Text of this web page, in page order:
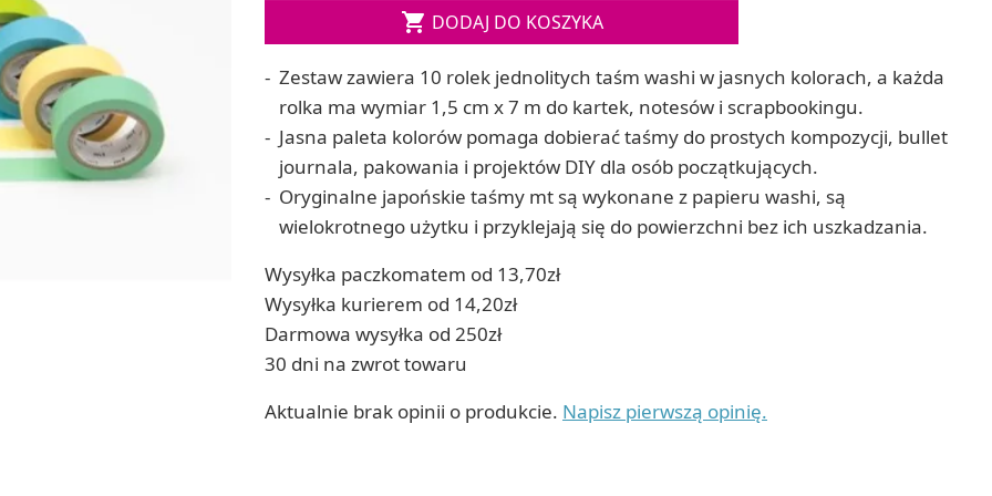
Dodatki: barwniki i zapachy
RZEŹBA, GLINY I ODLEWY
Lepienie i rzeźbienie
Odlewy dekoracyjne
Tworzenie z gliny polimerowej
Modelowanie dla dzieci
Zestawy do cyjanotypii
Koraliki do prasowania
Techniki artystyczne – eksperymentalne
Zestawy doświadczalne i naukowe
Malowanie piaskiem (Sablimage)
Wydrapywanki
Techniki mozaikowe i wyklejanki
 DODAJ DO KOSZYKA
Zestaw zawiera 10 rolek jednolitych taśm washi w jasnych kolorach, a każda
rolka ma wymiar 1,5 cm x 7 m do kartek, notesów i scrapbookingu.
Jasna paleta kolorów pomaga dobierać taśmy do prostych kompozycji, bullet
journala, pakowania i projektów DIY dla osób początkujących.
Oryginalne japońskie taśmy mt są wykonane z papieru washi, są
wielokrotnego użytku i przyklejają się do powierzchni bez ich uszkadzania.
Wysyłka paczkomatem od 13,70zł
Wysyłka kurierem od 14,20zł
Darmowa wysyłka od 250zł
30 dni na zwrot towaru
Aktualnie brak opinii o produkcie. Napisz pierwszą opinię.